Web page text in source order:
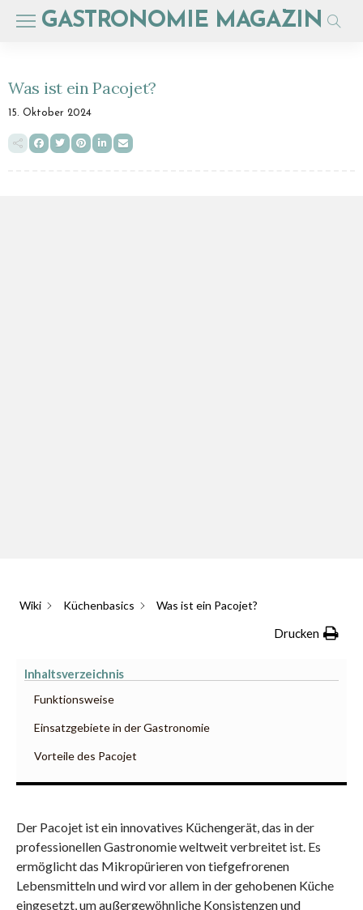
GASTRONOMIE MAGAZIN
Was ist ein Pacojet?
15. Oktober 2024
Wiki Küchenbasics Was ist ein Pacojet?
Drucken
Inhaltsverzeichnis
Funktionsweise
Einsatzgebiete in der Gastronomie
Vorteile des Pacojet
Der Pacojet ist ein innovatives Küchengerät, das in der
professionellen Gastronomie weltweit verbreitet ist. Es
ermöglicht das Mikropürieren von tiefgefrorenen
Lebensmitteln und wird vor allem in der gehobenen Küche
eingesetzt, um außergewöhnliche Konsistenzen und